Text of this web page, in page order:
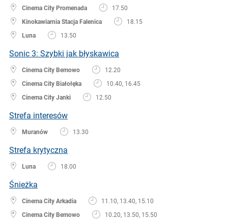
Cinema City Promenada
17.50
Kinokawiarnia Stacja Falenica
18.15
Luna
13.50
Sonic 3: Szybki jak błyskawica
Cinema City Bemowo
12.20
Cinema City Białołęka
10.40, 16.45
Cinema City Janki
12.50
Strefa interesów
Muranów 13.30
Strefa krytyczna
Luna 18.00
Śnieżka
Cinema City Arkadia
11.10, 13.40, 15.10
Cinema City Bemowo
10.20, 13.50, 15.50